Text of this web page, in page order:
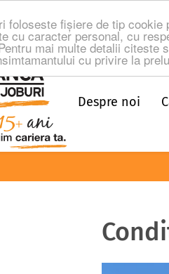
foloseste fişiere de tip
cu caracter personal, cu
mai multe detalii citeste
cu privire la
Despre noi